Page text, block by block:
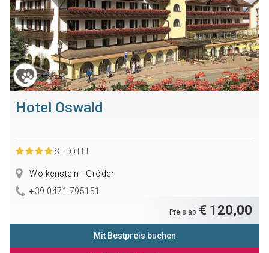
Hotel Oswald
S HOTEL
Wolkenstein - Gröden
+39 0471 795151
Preis ab € 120,00
Mit Bestpreis buchen